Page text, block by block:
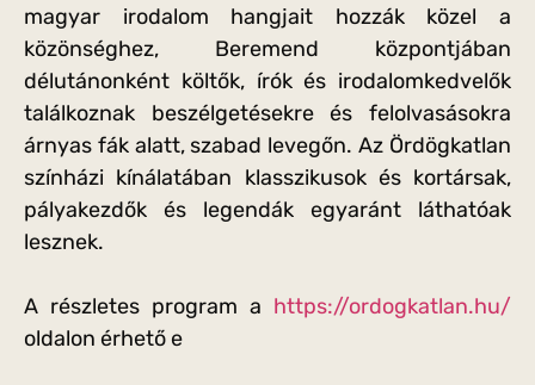
magyar irodalom hangjait hozzák közel a
közönséghez, Beremend központjában
délutánonként költők, írók és irodalomkedvelők
találkoznak beszélgetésekre és felolvasásokra
árnyas fák alatt, szabad levegőn. Az Ördögkatlan
színházi kínálatában klasszikusok és kortársak,
pályakezdők és legendák egyaránt láthatóak
lesznek.
A részletes program a https://ordogkatlan.hu/
oldalon érhető e